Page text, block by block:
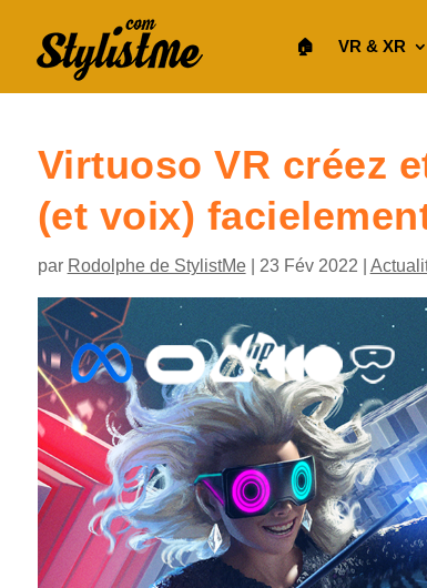
🏠︎ VR & XR
Virtuoso VR créez
(et voix)
par Rodolphe de StylistMe| 23 Fév 2022